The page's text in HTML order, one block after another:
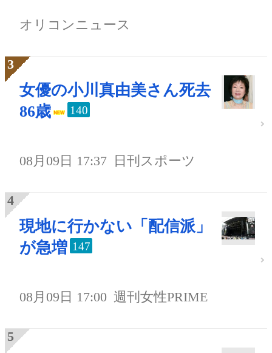
オリコンニュース
女優の小川真由美さん死去
86歳
140
08月09日 17:37 日刊スポーツ
現地に行かない「配信派」
が急増 147
08月09日 17:00 週刊女性PRIME